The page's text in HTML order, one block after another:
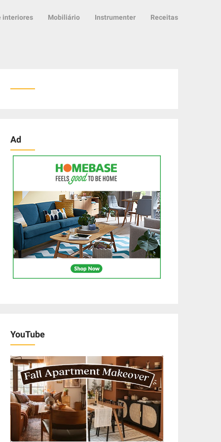
interiores Mobiliário Instrumenter Receitas
Ad
YouTube